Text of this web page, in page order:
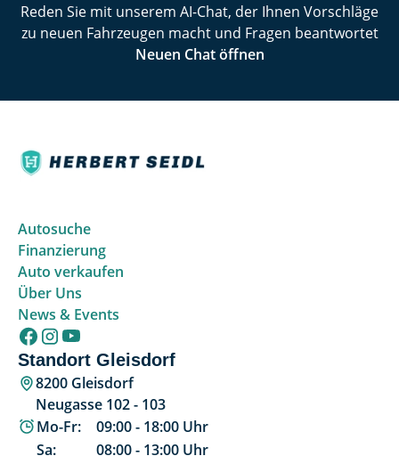
Reden Sie mit unserem AI-Chat, der Ihnen Vorschläge
zu neuen Fahrzeugen macht und Fragen beantwortet
Neuen Chat öffnen
Autosuche
Finanzierung
Auto verkaufen
Über Uns
News & Events
Standort Gleisdorf
8200 Gleisdorf
Neugasse 102 - 103
Mo-Fr:
09:00- 18:00 Uhr
Sa:
08:00- 13:00 Uhr